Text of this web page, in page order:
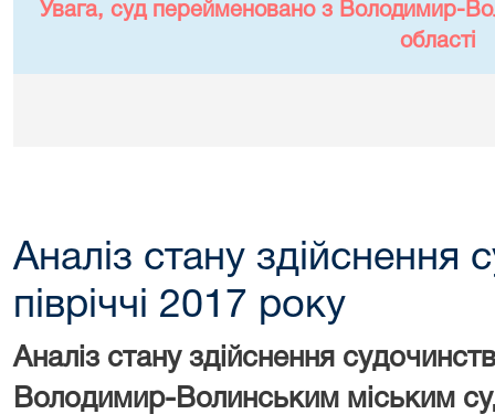
Увага, суд перейменовано з Володимир-
області
Аналіз стану здійснення
півріччі 2017 року
Аналіз стану здійснення
Володимир-Волинським міським